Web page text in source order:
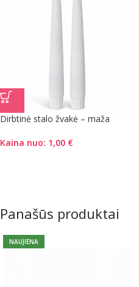
Dirbtinė stalo žvakė – maža
Kaina nuo: 1,00 €
Panašūs produktai
NAUJIENA